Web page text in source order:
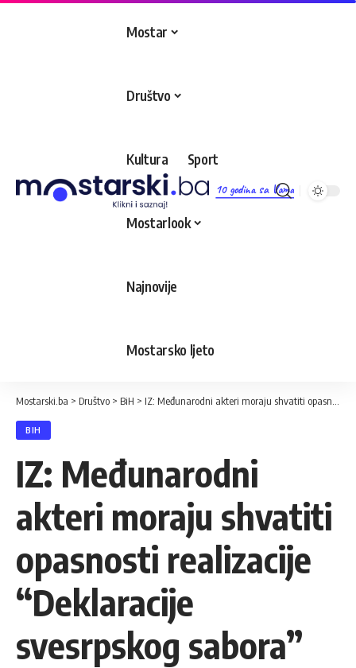
10 godina sa Vama
Mostar
Društvo
Kultura Sport
Mostarlook
Najnovije
Mostarsko ljeto
Mostarski.ba > Društvo > BiH > IZ: Međunarodni akteri moraju shvatiti opasnosti realizacije “Deklaracije svesrpskog sabora”
BIH
IZ: Međunarodni
akteri moraju shvatiti
opasnosti realizacije
“Deklaracije
svesrpskog sabora”